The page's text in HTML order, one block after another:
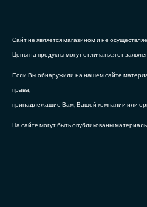
Сайт не является магазином и не
Цены на продукты могут отличаться от
Если Вы обнаружили на нашем сайте
права,
принадлежащие Вам, Вашей компании или
На сайте могут быть опубликованы